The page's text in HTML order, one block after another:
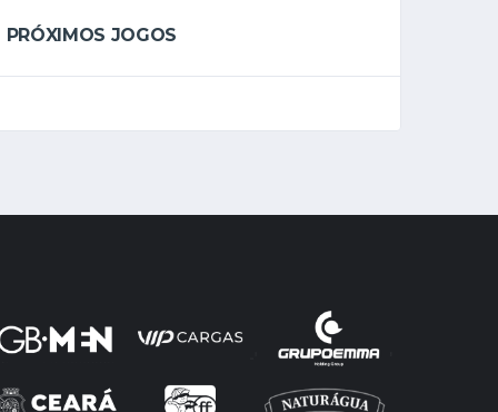
PRÓXIMOS JOGOS